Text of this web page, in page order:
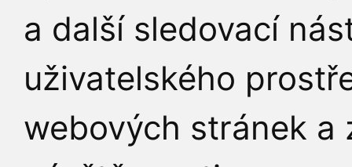
a další sledovací
uživatelského
webových stránek a